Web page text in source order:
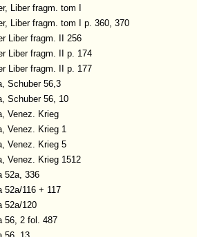
Liber fragm. tom I
Liber fragm. tom I p. 360, 370
Liber fragm. II 256
Liber fragm. II p. 174
Liber fragm. II p. 177
Schuber 56,3
Schuber 56, 10
Venez. Krieg
Venez. Krieg 1
Venez. Krieg 5
Venez. Krieg 1512
52a, 336
52a/116 + 117
52a/120
56, 2 fol. 487